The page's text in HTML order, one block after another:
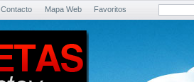
Contacto Mapa Web Favoritos